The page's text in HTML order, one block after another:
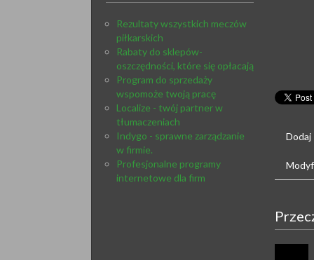
Rezultaty wszystkich meczów
piłkarskich
Rabaty do sklepów-
oszczędności, które się opłacają
Program do sprzedaży
wspomoże twoją pracę
Localize - twój partner w
tłumaczeniach
Indygo - sprawne zarządzanie
w firmie.
Profesjonalne programy
internetowe dla firm
Dodaj